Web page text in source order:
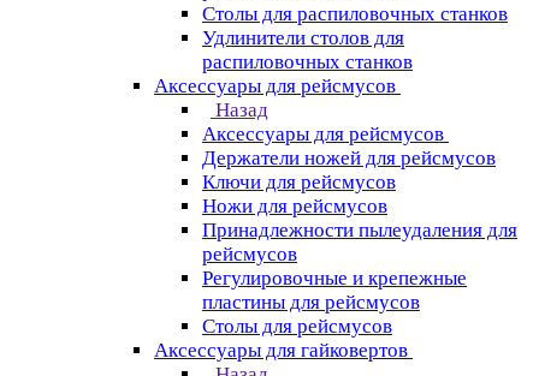
Столы для распиловочных станков
Удлинители столов для
распиловочных станков
Аксессуары для рейсмусов
Назад
Аксессуары для рейсмусов
Держатели ножей для рейсмусов
Ключи для рейсмусов
Ножи для рейсмусов
Принадлежности пылеудаления для
рейсмусов
Регулировочные и крепежные
пластины для рейсмусов
Столы для рейсмусов
Аксессуары для гайковертов